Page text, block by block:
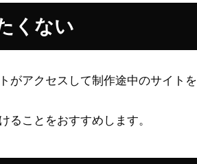
くない
がアクセスして制作途中のサイトを
ることをおすすめします。